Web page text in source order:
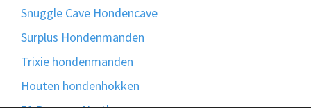
Snuggle Cave Hondencave
Surplus Hondenmanden
Trixie hondenmanden
Houten hondenhokken